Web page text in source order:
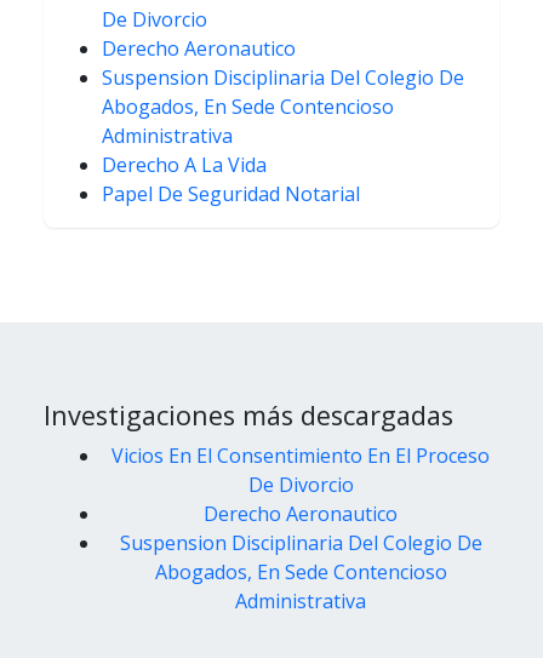
De Divorcio
Derecho Aeronautico
Suspension Disciplinaria Del Colegio De
Abogados, En Sede Contencioso
Administrativa
Derecho A La Vida
Papel De Seguridad Notarial
Investigaciones más descargadas
Vicios En El Consentimiento En El Proceso
De Divorcio
Derecho Aeronautico
Suspension Disciplinaria Del Colegio De
Abogados, En Sede Contencioso
Administrativa